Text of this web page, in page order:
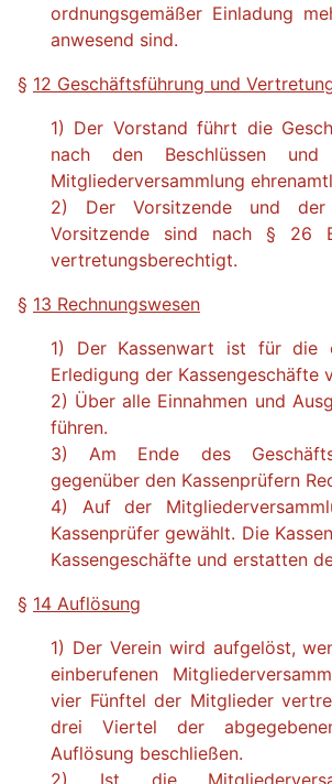
ordnungsgemäßer Einladung
anwesend sind.
§ 12 Geschäftsführung und
1) Der Vorstand führt die
nach den Beschlüssen und
Mitgliederversammlung
2) Der Vorsitzende und der
Vorsitzende sind nach § 26
vertretungsberechtigt.
§ 13 Rechnungswesen
1) Der Kassenwart ist für die
Erledigung der Kassengeschäfte
2) Über alle Einnahmen und
führen.
3) Am Ende des
gegenüber den Kassenprüfern
4) Auf der
Kassenprüfer gewählt. Die
Kassengeschäfte und erstatten
§ 14 Auflösung
1) Der Verein wird aufgelöst,
einberufenen
vier Fünftel der Mitglieder
drei Viertel der
Auflösung beschließen.
2) Ist die